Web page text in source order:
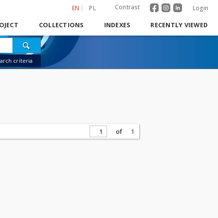
EN PL Contrast Login
COLLECTIONS INDEXES RECENTLY VIEWED
criteria
of 1